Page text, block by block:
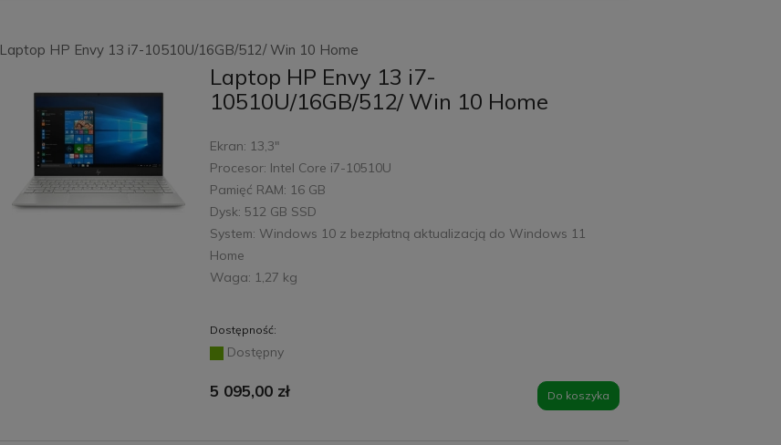
Laptop HP Envy 13 i7-10510U/16GB/512/ Win 10 Home
Laptop HP Envy 13 i7-
10510U/16GB/512/ Win 10 Home
Ekran: 13,3"
Procesor: Intel Core i7-10510U
Pamięć RAM: 16 GB
Dysk: 512 GB SSD
System: Windows 10 z bezpłatną aktualizacją do Windows 11
Home
Waga: 1,27 kg
Dostępność:
Dostępny
5 095,00 zł Do koszyka